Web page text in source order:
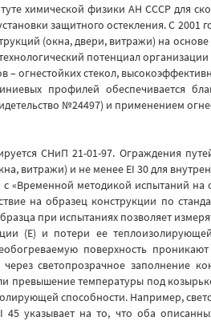
химической физики АН СССР для
защитного остекления. С 2001
(окна, двери, витражи) на
потенциал
огнестойких стекол,
профилей обеспечивается
№24497) и применением
СНиП 21-01-97. Ограждения
витражи) и не менее ЕI 30 для
«Временной методикой испытаний на
на образец конструкции по
при испытаниях позволяет
(Е) и потери ее
поверхность
светопрозрачное заполнение
превышение температуры под
способности. Например,
указывает на то, что оба